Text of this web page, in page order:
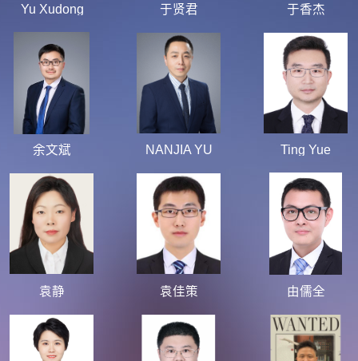
Yu Xudong 于贤君 于香杰
余文斌 NANJIA YU Ting Yue
袁静 袁佳策 由儒全